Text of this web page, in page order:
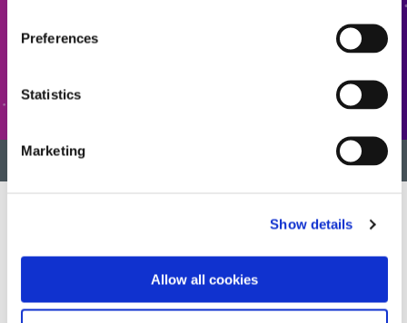
Preferences
Statistics
Marketing
Show details
Allow all cookies
Wir entwickeln innovative, schnell härtende und lichthärtende
Materialien, Dosiergeräte und UV-/LED-Lichthärtungssysteme, um